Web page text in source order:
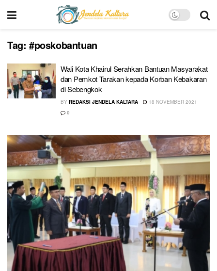
Tag: #poskobantuan
Wali Kota Khairul Serahkan Bantuan Masyarakat
dan Pemkot Tarakan kepada Korban Kebakaran
di Sebengkok
BY REDAKSI JENDELA KALTARA
18 NOVEMBER 2021
0